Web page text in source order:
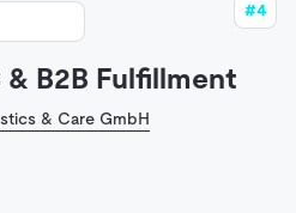
#4
B2B Fulfillment
& Care GmbH